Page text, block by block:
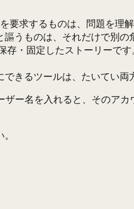
求するものは、問題を理
うものは、それだけで別の
・固定したストーリーで
きるツールは、たいてい両
ー名を入れると、そのア